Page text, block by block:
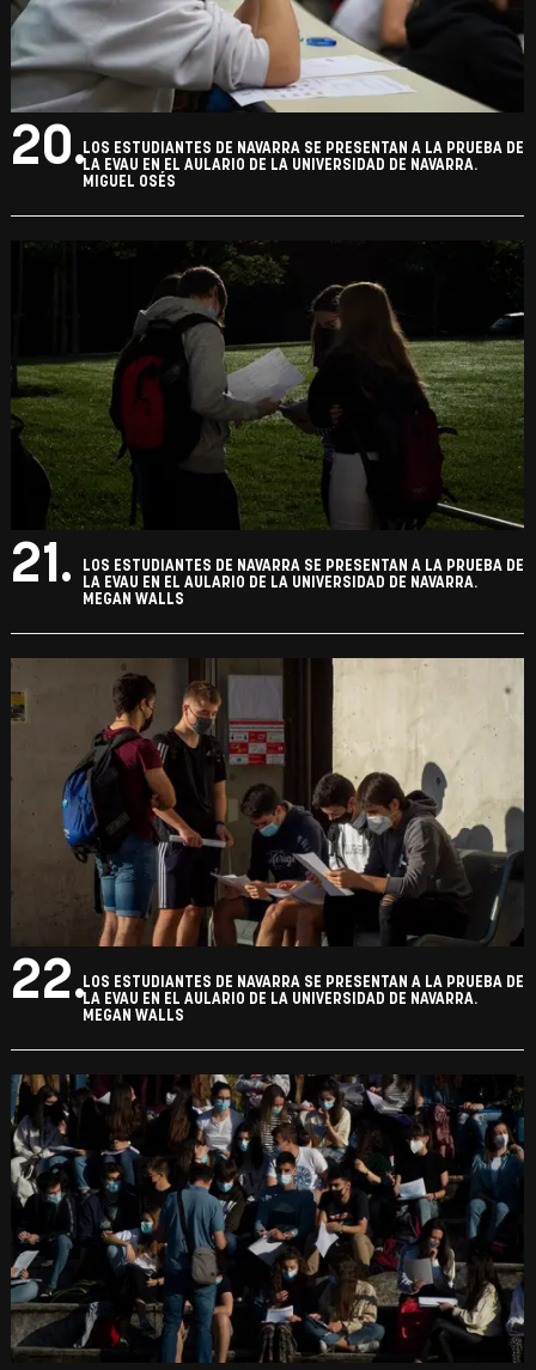
20.LOS ESTUDIANTES DE NAVARRA SE PRESENTAN A LA PRUEBA DE
LA EVAU EN EL AULARIO DE LA UNIVERSIDAD DE NAVARRA.
MIGUEL OSÉS
21.
LOS ESTUDIANTES DE NAVARRA SE PRESENTAN A LA PRUEBA DE
LA EVAU EN EL AULARIO DE LA UNIVERSIDAD DE NAVARRA.
MEGAN WALLS
22.LOS ESTUDIANTES DE NAVARRA SE PRESENTAN A LA PRUEBA DE
LA EVAU EN EL AULARIO DE LA UNIVERSIDAD DE NAVARRA.
MEGAN WALLS